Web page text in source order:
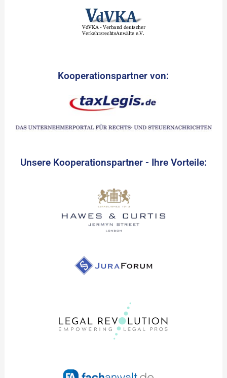
Kooperationspartner von:
Unsere Kooperationspartner - Ihre Vorteile: